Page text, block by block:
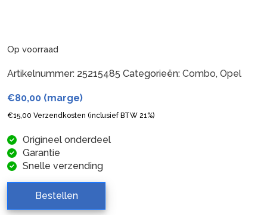
Op voorraad
Artikelnummer: 25215485 Categorieën: Combo, Opel
€80,00 (marge)
€15,00 Verzendkosten (inclusief BTW 21%)
Origineel onderdeel
Garantie
Snelle verzending
Bestellen